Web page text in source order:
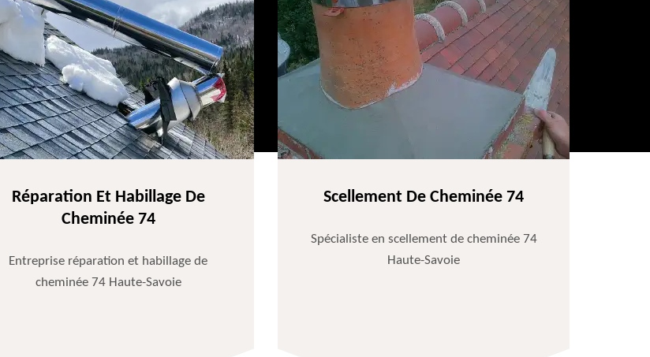
Réparation Et Habillage De
Cheminée 74
Entreprise réparation et habillage de
cheminée 74 Haute-Savoie
Scellement De Cheminée 74
Spécialiste en scellement de cheminée 74
Haute-Savoie